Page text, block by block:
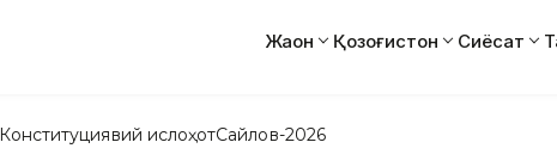
Жаҳон Қозоғистон Сиёсат
Конституциявий ислоҳотСайлов-2026